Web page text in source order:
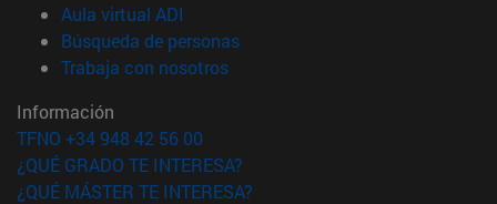
Aula virtual ADI
Búsqueda de personas(abre en nueva ventana)
Trabaja con nosotros(abre en nueva ventana)
Información
TFNO +34 948 42 56 00
¿QUÉ GRADO TE INTERESA?
¿QUÉ MÁSTER TE INTERESA?